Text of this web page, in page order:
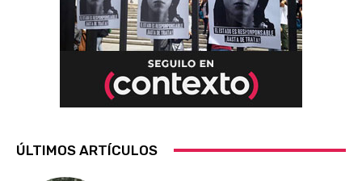
ÚLTIMOS ARTÍCULOS